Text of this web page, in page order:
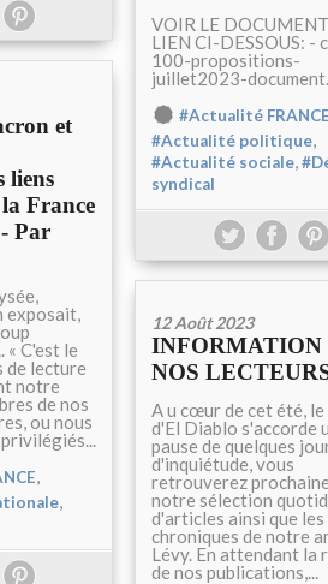
VOIR LE
LIEN CI-DESSOUS: -
100-propositions-
juillet2023-
#Actualité FRANCE
#Actualité politique,
#Actualité sociale,
syndical
et
liens
France
Par
exposait,
« C'est le
de lecture
notre
de nos
ou nous
,
,
12 Août 2023
INFORMATION
NOS
A u cœur de cet été,
d'El Diablo s'accorde
pause de quelques
d'inquiétude, vous
retrouverez
notre sélection
d'articles ainsi que les
chroniques de notre
Lévy. En attendant la
de nos publications,...